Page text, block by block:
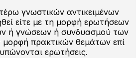
γνωστικών αντικειμένων
είτε με τη μορφή ερωτήσεων
ή γνώσεων ή συνδυασμού των
μορφή πρακτικών θεμάτων επί
ερωτήσεις.